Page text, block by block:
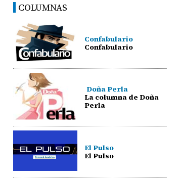
COLUMNAS
Confabulario
Confabulario
Doña Perla
La columna de Doña
Perla
El Pulso
El Pulso